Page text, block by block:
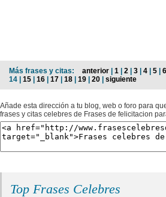
Más frases y citas: anterior | 1 | 2 | 3 | 4 | 5 | 6
14 | 15 | 16 | 17 | 18 | 19 | 20 | siguiente
Añade esta dirección a tu blog, web o foro para
frases y citas celebres de Frases de felicitacion
Top Frases Celebres